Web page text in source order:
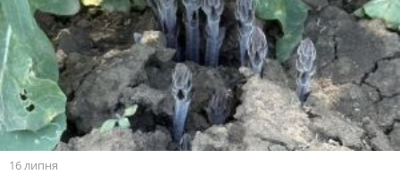
16 липня